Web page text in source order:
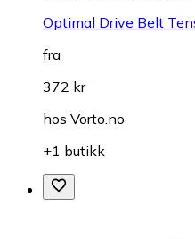
Optimal Drive Belt
fra
372 kr
hos Vorto.no
+1 butikk